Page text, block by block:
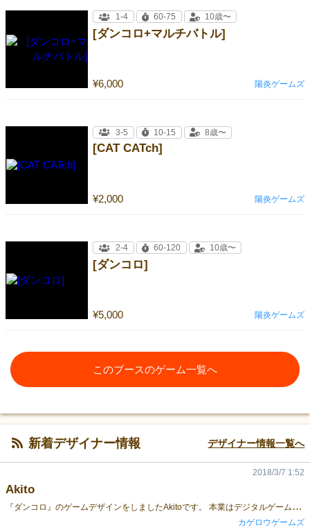
[ダンコロ+マルチバトル]
¥6,000
1-4 60-75 10歳〜
陽炎ゲームズ
[CAT CATch]
¥2,000
3-5 10-15 8歳〜
陽炎ゲームズ
[ダンコロ]
¥5,000
2-4 60-120 10歳〜
陽炎ゲームズ
このブースのゲーム一覧へ
新着デザイナー情報 デザイナー情報一覧へ
Akito
『
ダンコロ』のゲームデザインをしましたAkitoです。 本業はデジタルゲームのゲームプログラマーをしています。 対面でプレイするからこそ生まれるコミュニケーション、コンポーネントの工夫や手触り等々、アナログゲームだからこそできる様々な良さに惹かれ、自分でもアナログゲームを作ってみたいと思い、2018年から出展するようになりました。 スーファミ時代のドット絵が大好きなので、『ダンコロ』でもスーファミ風のドット絵を目指しました。 アートワーク、ゲームシステム、コンポーネントどれもこだわって作っており、自信をもってオススメできるゲームになっておりますので、是非遊んでみてください。
2018/3/7 1:52
カゲロウゲームズ